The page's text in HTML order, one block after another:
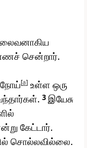
சென்றார்.
[a] உள்ள ஒரு
3இயேசு
கேட்டார்.
சொல்லவில்லை.